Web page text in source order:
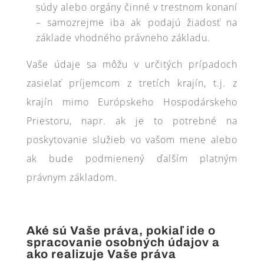
súdy alebo orgány činné v trestnom konaní
– samozrejme iba ak podajú žiadosť na
základe vhodného právneho základu.
Vaše údaje sa môžu v určitých prípadoch
zasielať príjemcom z tretích krajín, t.j. z
krajín mimo Európskeho Hospodárskeho
Priestoru, napr. ak je to potrebné na
poskytovanie služieb vo vašom mene alebo
ak bude podmienený ďalším platným
právnym základom.
Aké sú Vaše práva, pokiaľ ide o
spracovanie osobných údajov a
ako realizuje Vaše práva